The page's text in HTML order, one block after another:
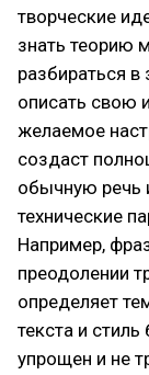
творческие
знать теорию
разбираться
описать свою
желаемое
создаст
обычную речь
технические
Например,
преодолении
определяет
текста и
упрощен и не